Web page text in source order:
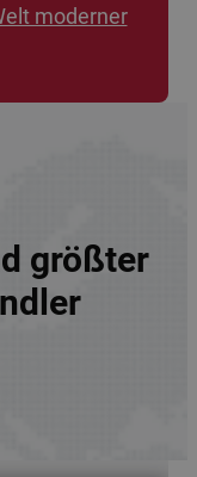
moderner
größter